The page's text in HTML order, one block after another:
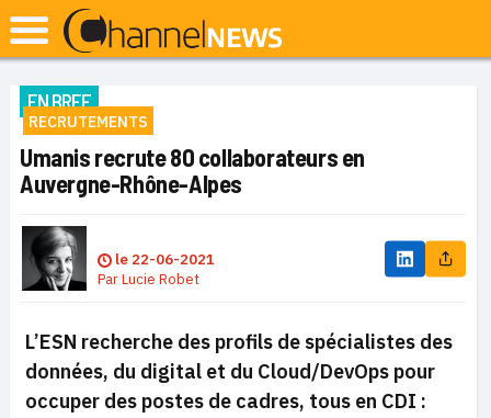
EN BREF
RECRUTEMENTS
Umanis recrute 80 collaborateurs en
Auvergne-Rhône-Alpes
le 22-06-2021
ParLucie Robet
L’ESN recherche des profils de spécialistes des
données, du digital et du Cloud/DevOps pour
occuper des postes de cadres, tous en CDI :